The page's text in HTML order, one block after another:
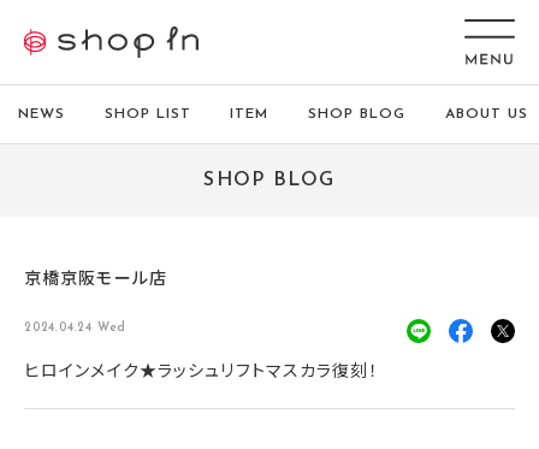
NEWS SHOP LIST ITEM SHOP BLOG ABOUT US
SHOP BLOG
京橋京阪モール店
2024.04.24 Wed
ヒロインメイク★ラッシュリフトマスカラ復刻！